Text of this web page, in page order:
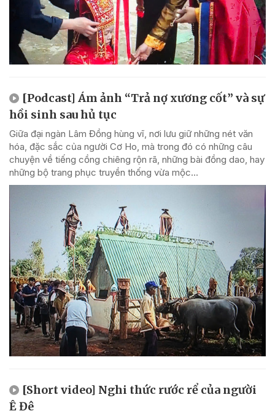
[Podcast] Ám ảnh “Trả nợ xương cốt” và sự
hồi sinh sau hủ tục
Giữa đại ngàn Lâm Đồng hùng vĩ, nơi lưu giữ những nét văn
hóa, đặc sắc của người Cơ Ho, mà trong đó có những câu
chuyện về tiếng cồng chiêng rộn rã, những bài đồng dao, hay
những bộ trang phục truyền thống vừa mộc...
[Short video] Nghi thức rước rể của người
Ê Đê